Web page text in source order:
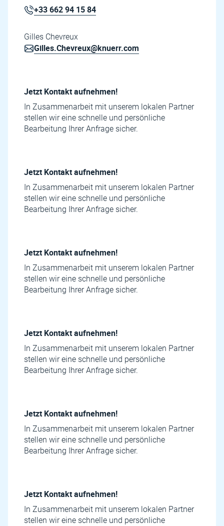
+33 662 94 15 84
Gilles Chevreux
Gilles.Chevreux@knuerr.com
Jetzt Kontakt aufnehmen!
In Zusammenarbeit mit unserem lokalen Partner
stellen wir eine schnelle und persönliche
Bearbeitung Ihrer Anfrage sicher.
Jetzt Kontakt aufnehmen!
In Zusammenarbeit mit unserem lokalen Partner
stellen wir eine schnelle und persönliche
Bearbeitung Ihrer Anfrage sicher.
Jetzt Kontakt aufnehmen!
In Zusammenarbeit mit unserem lokalen Partner
stellen wir eine schnelle und persönliche
Bearbeitung Ihrer Anfrage sicher.
Jetzt Kontakt aufnehmen!
In Zusammenarbeit mit unserem lokalen Partner
stellen wir eine schnelle und persönliche
Bearbeitung Ihrer Anfrage sicher.
Jetzt Kontakt aufnehmen!
In Zusammenarbeit mit unserem lokalen Partner
stellen wir eine schnelle und persönliche
Bearbeitung Ihrer Anfrage sicher.
Jetzt Kontakt aufnehmen!
In Zusammenarbeit mit unserem lokalen Partner
stellen wir eine schnelle und persönliche